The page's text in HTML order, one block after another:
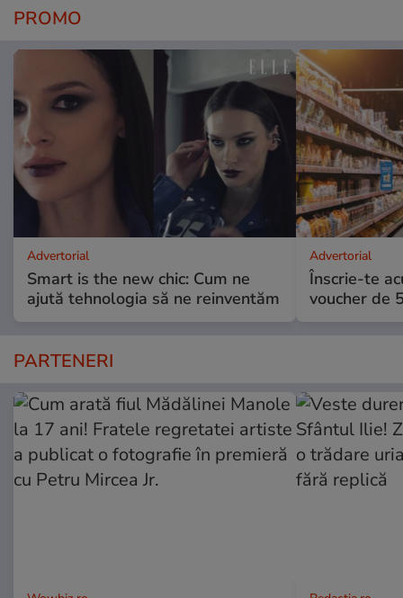
PROMO
Advertorial
Smart is the new chic: Cum ne
ajută tehnologia să ne reinventăm
Advertorial
Înscrie-te
voucher de
PARTENERI